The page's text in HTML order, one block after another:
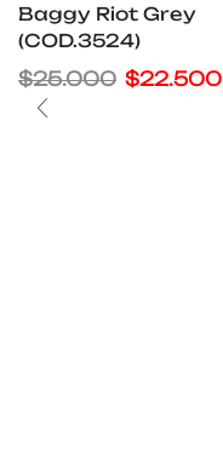
Baggy Riot Grey
(COD.3524)
$25.000 $22.500